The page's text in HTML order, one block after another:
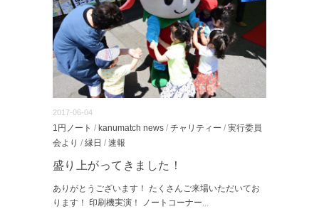
2017-06-04
1円ノート / kanumatch news / チャリティー / 実行委員
会より / 縁日 / 速報
盛り上がってきました！
ありがとうございます！ たくさんご来場いただいてお
ります！ 印刷機実演！ ノートコーナー...